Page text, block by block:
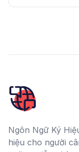
Ngôn Ngữ Ký
hiệu cho người